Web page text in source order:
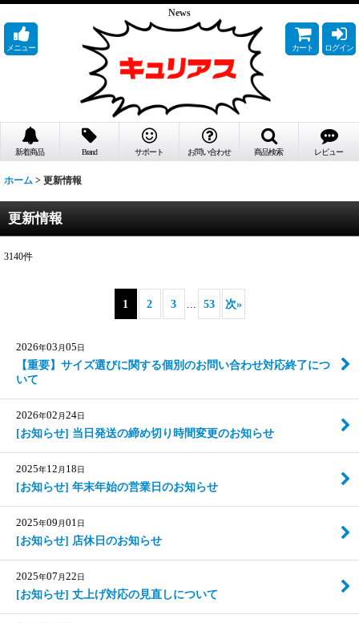
News
メニュー カート ログイン
新着商品 Brand サポート お問い合わせ 商品検索 レビュー
ホーム > 更新情報
更新情報
3140件
1 2 3 53 次»
2026年03 月05日
【重要】サイズ選びに関する個別のお問い合わせ対応終了につ
いて
2026年02 月24日
[お知らせ] 当日発送の締め切り時間変更のお知らせ
2025年12 月 18日
[お知らせ] 年末年始の営業日のお知らせ
2025年09 月01日
[お知らせ] 店休日のお知らせ
2025年07 月22日
[お知らせ] 丈上げ対応の見直しについて